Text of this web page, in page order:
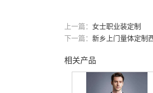
上一篇： 女士职业装定制
下一篇： 新乡上门量体定制
相关产品